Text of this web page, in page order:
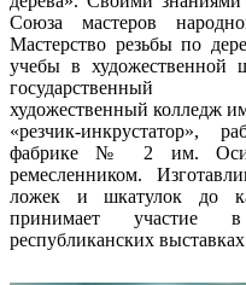
Союза мастеров
Мастерство резьбы по
учебы в художественной
государственный
художественный колледж
«резчик-инкрустатор»,
фабрике № 2 им.
ремесленником.
ложек и шкатулок до
принимает участие
республиканских